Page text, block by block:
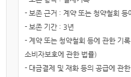
- 보존 근거 : 계약 또는 청약철회 등
- 보존 기간 : 3년
- 계약 또는 청약철회 등에 관한 기
소비자보호에 관한 법률)
- 대금결제 및 재화 등의 공급에 관